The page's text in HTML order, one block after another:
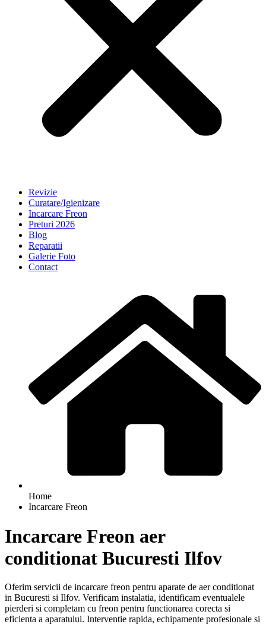
Revizie
Curatare/Igienizare
Incarcare Freon
Preturi 2026
Blog
Reparatii
Galerie Foto
Contact
Home
Incarcare Freon
Incarcare Freon aer
conditionat Bucuresti Ilfov
Oferim servicii de incarcare freon pentru aparate de aer conditionat
in Bucuresti si Ilfov. Verificam instalatia, identificam eventualele
pierderi si completam cu freon pentru functionarea corecta si
eficienta a aparatului. Interventie rapida, echipamente profesionale si